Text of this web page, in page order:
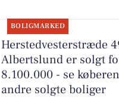
BOLIGMARKED
Herstedvesterstræde
Albertslund er solgt
8.100.000 - se
andre solgte boliger